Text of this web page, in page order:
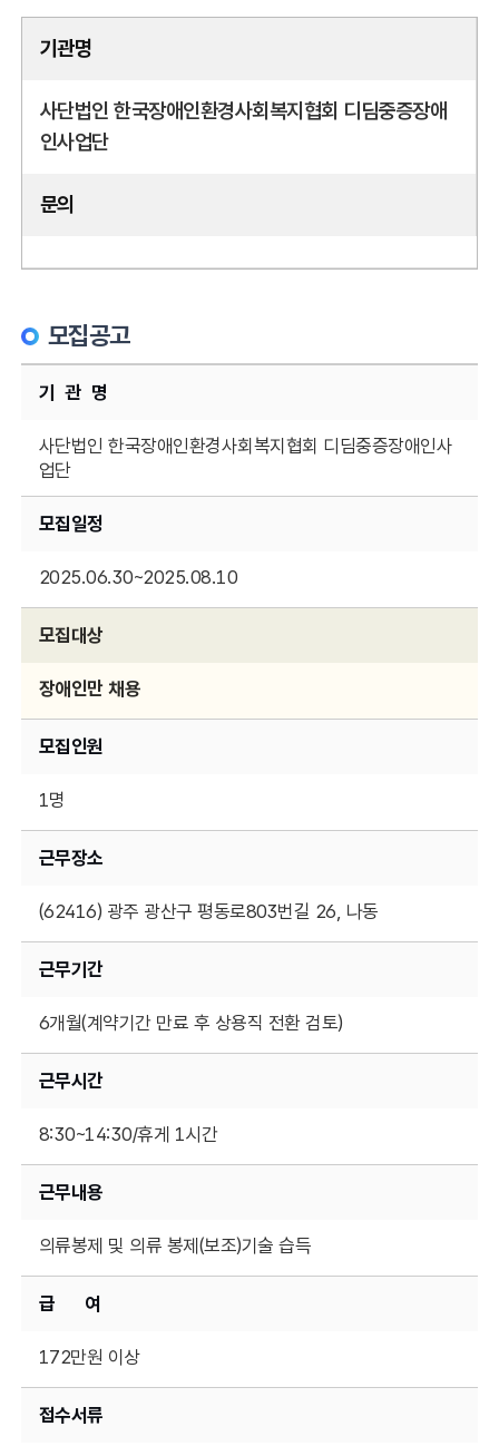
기관명
사단법인 한국장애인환경사회복지협회 디딤중증장애
인사업단
문의
모집공고
기 관 명
사단법인 한국장애인환경사회복지협회 디딤중증장애인사
업단
모집일정
2025.06.30~2025.08.10
모집대상
장애인만 채용
모집인원
1명
근무장소
(62416) 광주 광산구 평동로803번길 26, 나동
근무기간
6개월(계약기간 만료 후 상용직 전환 검토)
근무시간
8:30~14:30/휴게 1시간
근무내용
의류봉제 및 의류 봉제(보조)기술 습득
급 여
172만원 이상
접수서류